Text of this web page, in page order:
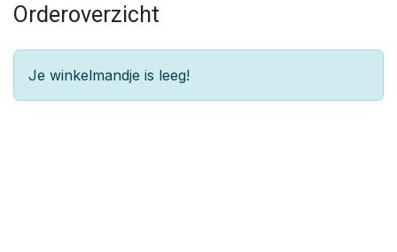
Orderoverzicht
Je winkelmandje is leeg!